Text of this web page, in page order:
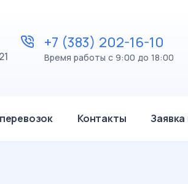
+7 (383) 202-16-10
Время работы с 9:00 до 18:00
Контакты Заявка